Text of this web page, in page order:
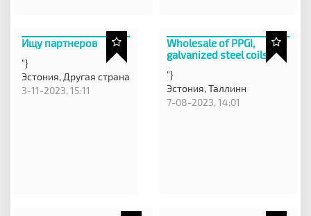
Ищу партнеров
"}
Эстония, Другая страна
3-11-2023, 15:11
Wholesale of PPGI,
galvanized steel coils
"}
Эстония,Таллинн
7-08-2023, 14:01